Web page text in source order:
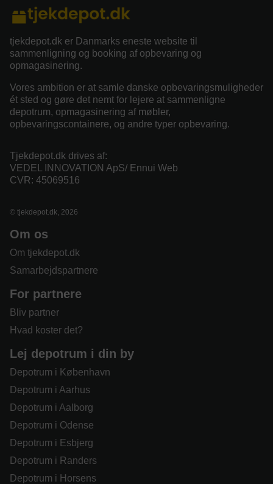
tjekdepot.dk er Danmarks eneste website til
sammenligning og booking af opbevaring og
opmagasinering.
Vores ambition er at samle danske opbevaringsmuligheder
ét sted og gøre det nemt for lejere at sammenligne
depotrum, opmagasinering af møbler,
opbevaringscontainere, og andre typer opbevaring.
Tjekdepot.dk drives af:
VEDEL INNOVATION ApS/ Ennui Web
CVR: 45069516
© tjekdepot.dk, 2026
Om os
Om tjekdepot.dk
Samarbejdspartnere
For partnere
Bliv partner
Hvad koster det?
Lej depotrum i din by
Depotrum i København
Depotrum i Aarhus
Depotrum i Aalborg
Depotrum i Odense
Depotrum i Esbjerg
Depotrum i Randers
Depotrum i Horsens